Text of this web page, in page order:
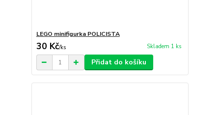
LEGO minifigurka POLICISTA
30 Kč/ks Skladem 1 ks
Přidat do košíku